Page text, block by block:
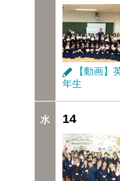
【動画
年生
14